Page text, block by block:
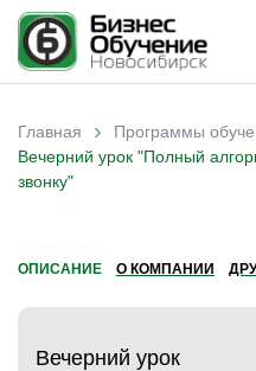
Вы здесь
Главная › Программы
Вечерний урок "Полный
звонку"
ОПИСАНИЕ О КОМПАНИИ
Вечерний урок